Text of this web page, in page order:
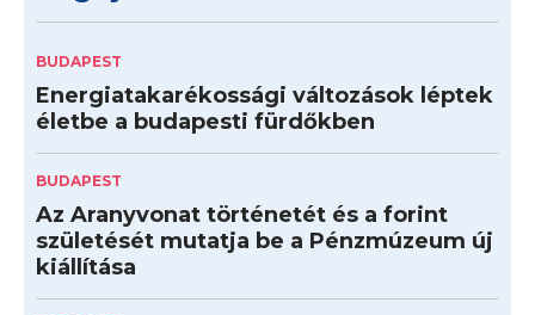
BUDAPEST
Energiatakarékossági változások léptek
életbe a budapesti fürdőkben
BUDAPEST
Az Aranyvonat történetét és a forint
születését mutatja be a Pénzmúzeum új
kiállítása